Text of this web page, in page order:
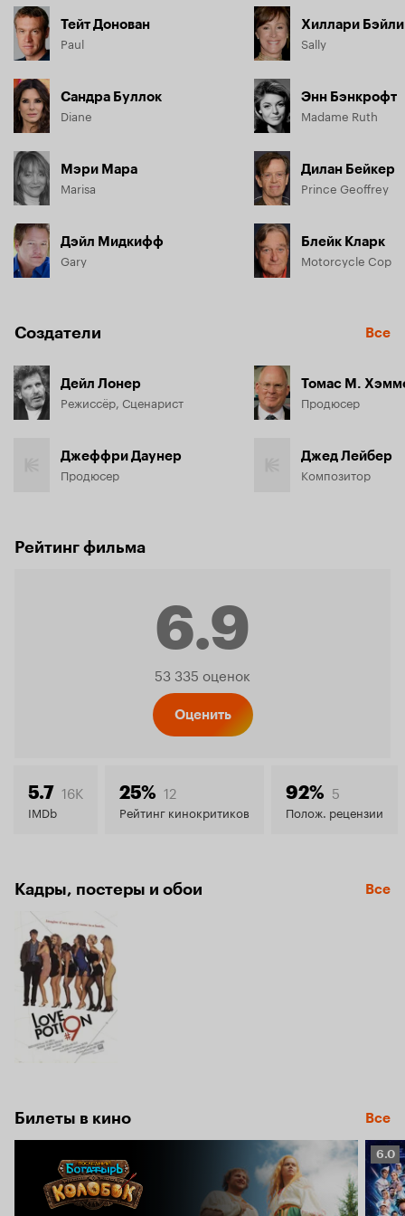
Тейт Донован
Paul
Сандра Буллок
Diane
Мэри Мара
Marisa
Дэйл Мидкифф
Gary
Хиллари
Sally
Энн Бэнкрофт
Madame Ruth
Дилан Бейкер
Prince Geoffrey
Блейк Кларк
Motorcycle Cop
Создатели Все
Дейл Лонер
Режиссёр, Сценарист
Джеффри Даунер
Продюсер
Томас М.
Продюсер
Джед Лейбер
Композитор
Рейтинг фильма
6.9
Рейтинг
6.9
53 335 оценок
Оценить
5.7 16K
IMDb
25% 12
Рейтинг кинокритиков
92% 5
Полож. рецензии
Кадры, постеры и обои Все
Билеты в кино Все
6.0
6.0